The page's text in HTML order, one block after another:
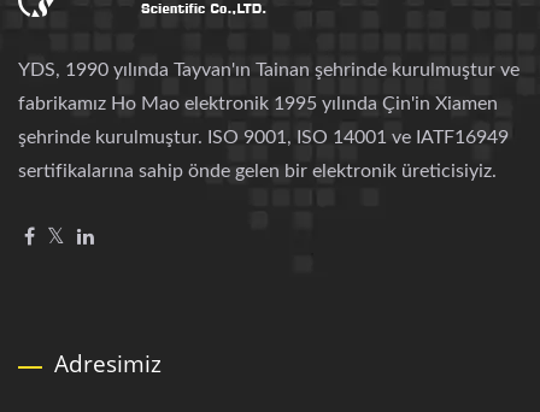
YDS, 1990 yılında Tayvan'ın Tainan şehrinde kurulmuştur ve
fabrikamız Ho Mao elektronik 1995 yılında Çin'in Xiamen
şehrinde kurulmuştur. ISO 9001, ISO 14001 ve IATF16949
sertifikalarına sahip önde gelen bir elektronik üreticisiyiz.
Adresimiz